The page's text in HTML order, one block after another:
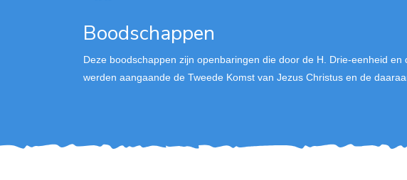
Boodschappen
Deze boodschappen zijn openbaringen die door de H. Drie-eenheid
werden aangaande de Tweede Komst van Jezus Christus en de